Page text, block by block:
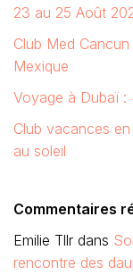
23 au 25 Août
Club Med
Mexique
Voyage à Dubaï :
Club vacances
au soleil
Commentaires
Emilie Tllr dans
rencontre des